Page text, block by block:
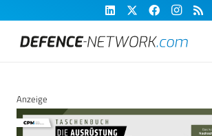
Anzeige